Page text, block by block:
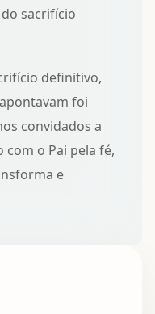
sacrifício
definitivo,
foi
convidados a
o Pai pela fé,
e